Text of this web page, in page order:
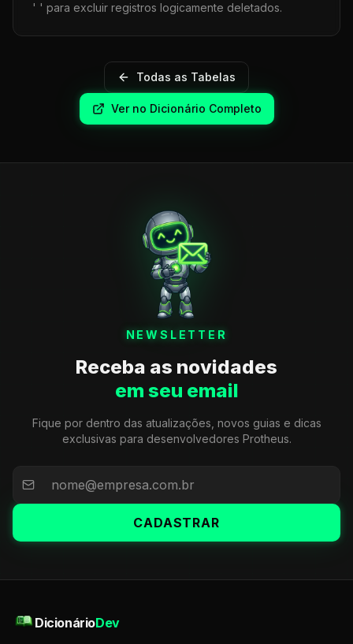
' ' para excluir registros logicamente deletados.
Todas as Tabelas
Ver no Dicionário Completo
NEWSLETTER
Receba as novidades
em seu email
Fique por dentro das atualizações, novos guias e dicas
exclusivas para desenvolvedores Protheus.
CADASTRAR
DicionárioDev